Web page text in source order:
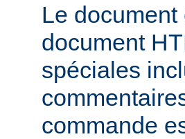
Le
document
spéciales
commande